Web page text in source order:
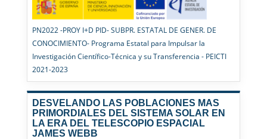
PN2022 -PROY I+D PID- SUBPR. ESTATAL DE GENER. DE
CONOCIMIENTO- Programa Estatal para Impulsar la
Investigación Científico-Técnica y su Transferencia - PEICTI
2021-2023
DESVELANDO LAS POBLACIONES MAS
PRIMORDIALES DEL SISTEMA SOLAR EN
LA ERA DEL TELESCOPIO ESPACIAL
JAMES WEBB